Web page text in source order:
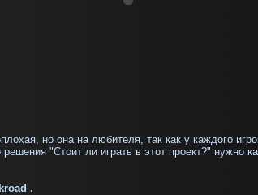
но она на любителя, так как у каждого
"Стоит ли играть в этот проект?" нужно
.